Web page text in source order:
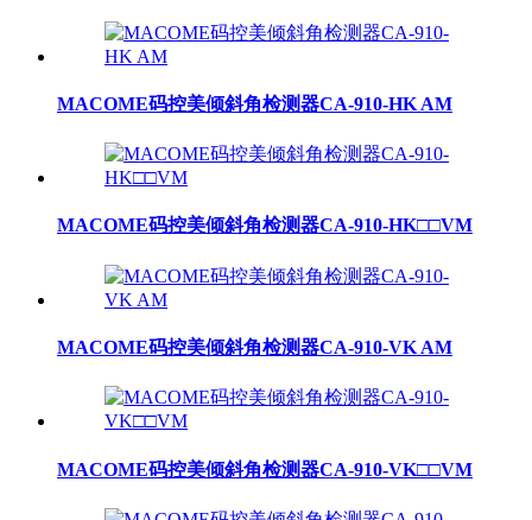
MACOME码控美倾斜角检测器CA-910-HK AM
MACOME码控美倾斜角检测器CA-910-HK□□VM
MACOME码控美倾斜角检测器CA-910-VK AM
MACOME码控美倾斜角检测器CA-910-VK□□VM